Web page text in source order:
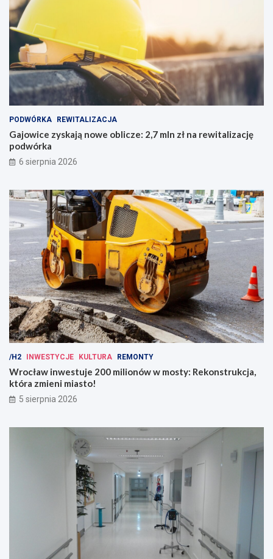
PODWÓRKA REWITALIZACJA
Gajowice zyskają nowe oblicze: 2,7 mln zł na rewitalizację
podwórka
6 sierpnia 2026
/H2 INWESTYCJE KULTURA REMONTY
Wrocław inwestuje 200 milionów w mosty: Rekonstrukcja,
która zmieni miasto!
5 sierpnia 2026